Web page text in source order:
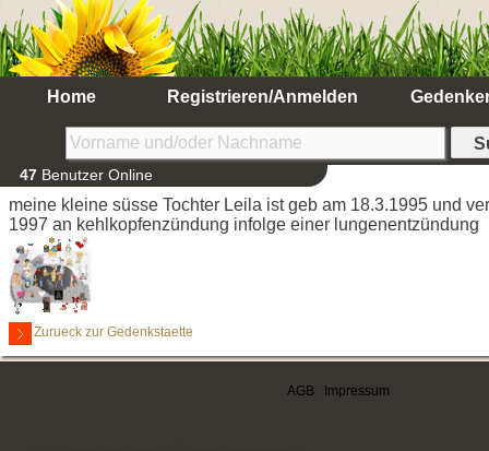
Home Registrieren/Anmelden
47 Benutzer Online
meine kleine süsse Tochter Leila ist geb am 18.3.1995 und
1997 an kehlkopfenzündung infolge einer lungenentzündung
Zurueck zur Gedenkstaette
AGB Impressum